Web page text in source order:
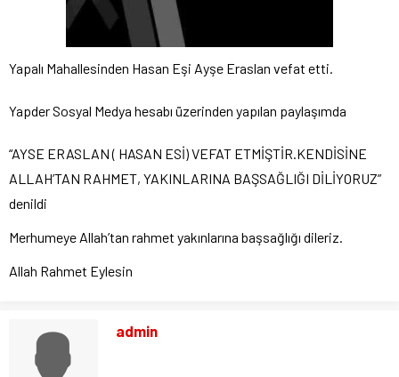
Yapalı Mahallesinden Hasan Eşi Ayşe Eraslan vefat etti.
Yapder Sosyal Medya hesabı üzerinden yapılan paylaşımda
“AYSE ERASLAN ( HASAN ESİ) VEFAT ETMİŞTİR.KENDİSİNE
ALLAH’TAN RAHMET, YAKINLARINA BAŞSAĞLIĞI DİLİYORUZ”
denildi
Merhumeye Allah’tan rahmet yakınlarına başsağlığı dileriz.
Allah Rahmet Eylesin
admin